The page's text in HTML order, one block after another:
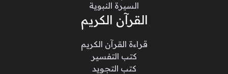
السيرة النبوية
القرآن الكريم
قراءة القرآن الكريم
كتب التفسير
كتب التجويد